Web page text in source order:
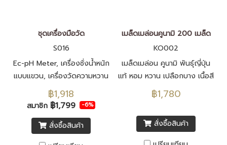
ชุดเครื่องมือวัด
S016
Ec-pH Meter, เครื่องชั่งน้ำหนัก
แบบแขวน, เครื่องวัดความหวาน
฿1,918
สมาชิก ฿1,799 -6%
สั่งซื้อสินค้า
เมล็ดเมล่อนคูนามิ 200 เมล็ด
KO002
เมล็ดเมล่อน คูนามิ พันธุ์ญี่ปุ่น
แท้ หอม หวาน เปลือกบาง เนื้อสี
เขียว เมล็ดพันธุ์นำเข้าจากประ
เทศญี่ปุ่น F1 ทั้งหมด
฿1,780
สั่งซื้อสินค้า